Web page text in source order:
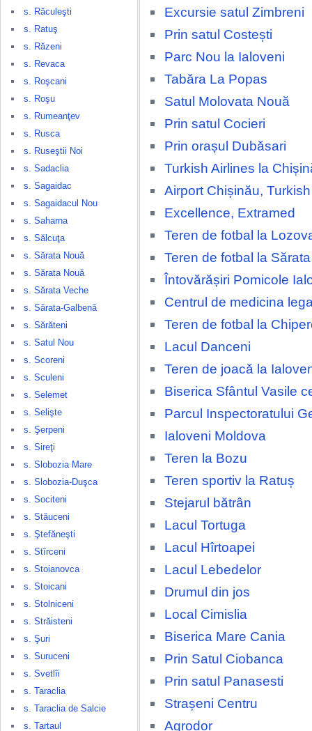
s. Răculeşti
s. Ratuş
s. Răzeni
s. Revaca
s. Roşcani
s. Roşu
s. Rumeanţev
s. Rusca
s. Ruseştii Noi
s. Sadaclia
s. Sagaidac
s. Sagaidacul Nou
s. Saharna
s. Sălcuţa
s. Sărata Nouă
s. Sărata Nouă
s. Sărata Veche
s. Sărata-Galbenă
s. Sărăteni
s. Satul Nou
s. Scoreni
s. Sculeni
s. Selemet
s. Selişte
s. Şerpeni
s. Sireţi
s. Slobozia Mare
s. Slobozia-Duşca
s. Sociteni
s. Stăuceni
s. Ştefăneşti
s. Stîrceni
s. Stoianovca
s. Stoicani
s. Stolniceni
s. Străisteni
s. Şuri
s. Suruceni
s. Svetlîi
s. Taraclia
s. Taraclia de Salcie
s. Tartaul
Excursie satul Zimbreni
Prin satul Costești
Parc Nou la Ialoveni
Tabăra La Popas
Satul Molovata Nouă
Prin satul Cocieri
Prin orașul Dubăsari
Turkish Airlines la
Airport Chișinău,
Excellence, Extramed
Teren de fotbal la
Teren de fotbal la
Întovărășiri Pomicole
Centrul de medicina
Teren de fotbal la
Lacul Danceni
Teren de joacă la
Biserica Sfântul Vasile
Parcul Inspectoratului
Ialoveni Moldova
Teren la Bozu
Teren sportiv la Ratuș
Stejarul bătrân
Lacul Tortuga
Lacul Hîrtoapei
Lacul Lebedelor
Drumul din jos
Local Cimislia
Biserica Mare Cania
Prin Satul Ciobanca
Prin satul Panasesti
Strașeni Centru
Agrodor